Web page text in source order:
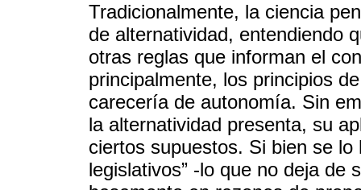
Tradicionalmente, la ciencia
de alternatividad, entendiendo
otras reglas que informan el
principalmente, los principios
carecería de autonomía. Sin
la alternatividad presenta, su
ciertos supuestos. Si bien se
legislativos” -lo que no deja de